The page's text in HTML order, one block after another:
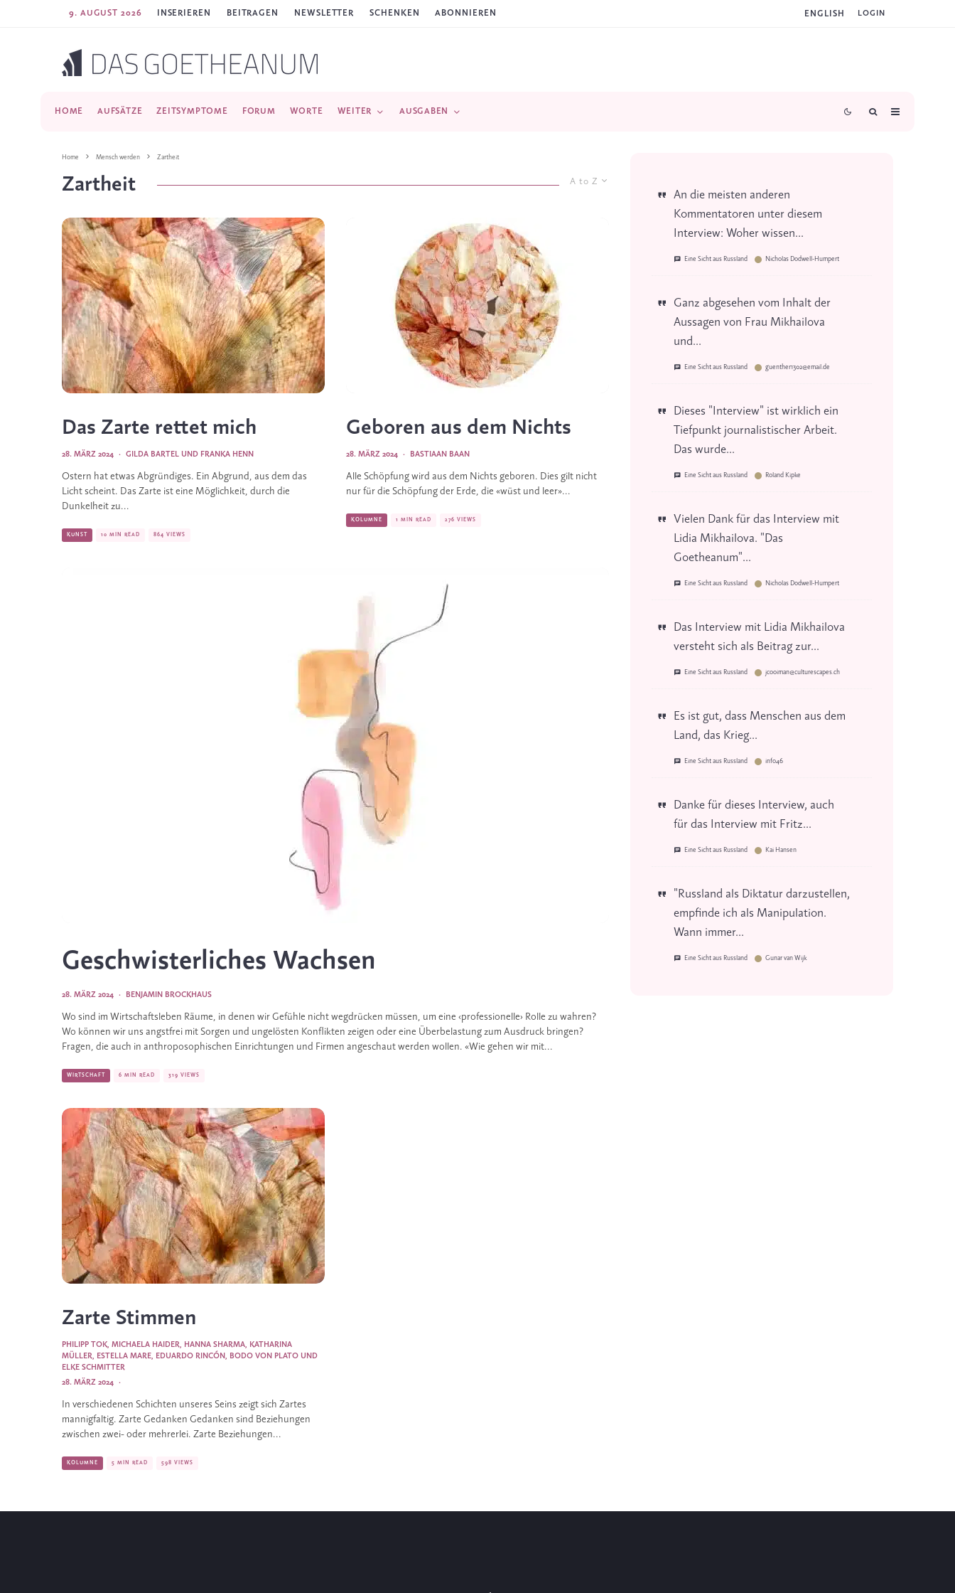
9. AUGUST 2026 INSERIEREN BEITRAGEN NEWSLETTER SCHENKEN ABONNIEREN ENGLISH LOGIN
HOME AUFSÄTZE ZEITSYMPTOME FORUM WORTE WEITER AUSGABEN
Home Mensch werden Zartheit
A to Z
Zartheit
Das Zarte rettet mich
GILDA BARTEL UND FRANKA HENN
·
28. MÄRZ 2024
Ostern hat etwas Abgründiges. Ein Abgrund, aus dem das
Licht scheint. Das Zarte ist eine Möglichkeit, durch die
Dunkelheit zu...
KUNST 10 MIN READ 864 VIEWS
Geboren aus dem Nichts
BASTIAAN BAAN
·
28. MÄRZ 2024
Alle Schöpfung wird aus dem Nichts geboren. Dies gilt nicht
nur für die Schöpfung der Erde, die «wüst und leer»...
KOLUMNE 1 MIN READ 276 VIEWS
Geschwisterliches Wachsen
BENJAMIN BROCKHAUS
·
28. MÄRZ 2024
Wo sind im Wirtschaftsleben Räume, in denen wir Gefühle nicht wegdrücken müssen, um eine ‹professionelle› Rolle zu wahren?
Wo können wir uns angstfrei mit Sorgen und ungelösten Konflikten zeigen oder eine Überbelastung zum Ausdruck bringen?
Fragen, die auch in anthroposophischen Einrichtungen und Firmen angeschaut werden wollen. «Wie gehen wir mit...
WIRTSCHAFT 6 MIN READ 319 VIEWS
Zarte Stimmen
PHILIPP TOK, MICHAELA HAIDER, HANNA SHARMA, KATHARINA
MÜLLER, ESTELLA MARE, EDUARDO RINCÓN, BODO VON PLATO UND
ELKE SCHMITTER
·
28. MÄRZ 2024
In verschiedenen Schichten unseres Seins zeigt sich Zartes
mannigfaltig. Zarte Gedanken Gedanken sind Beziehungen
zwischen zwei- oder mehrerlei. Zarte Beziehungen...
KOLUMNE 5 MIN READ 598 VIEWS
An die meisten anderen
Kommentatoren unter diesem
Interview: Woher wissen...
Eine Sicht aus Russland Nicholas Dodwell-Humpert
Ganz abgesehen vom Inhalt der
Aussagen von Frau Mikhailova
und...
Eine Sicht aus Russland guenther1302@email.de
Dieses "Interview" ist wirklich ein
Tiefpunkt journalistischer Arbeit.
Das wurde...
Eine Sicht aus Russland Roland Kipke
Vielen Dank für das Interview mit
Lidia Mikhailova. "Das
Goetheanum"...
Eine Sicht aus Russland Nicholas Dodwell-Humpert
Das Interview mit Lidia Mikhailova
versteht sich als Beitrag zur...
Eine Sicht aus Russland jcooiman@culturescapes.ch
Es ist gut, dass Menschen aus dem
Land, das Krieg...
Eine Sicht aus Russland info46
Danke für dieses Interview, auch
für das Interview mit Fritz...
Eine Sicht aus Russland Kai Hansen
"Russland als Diktatur darzustellen,
empfinde ich als Manipulation.
Wann immer...
Eine Sicht aus Russland Gunar van Wijk